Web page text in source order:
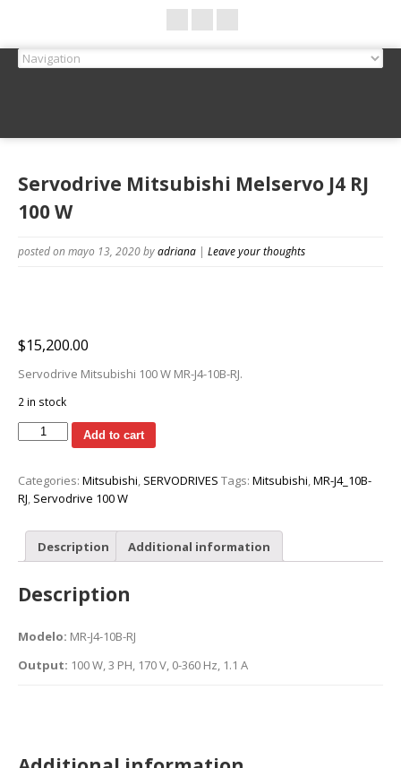
Servodrive Mitsubishi Melservo J4 RJ
100 W
posted on mayo 13, 2020byadriana | Leave your thoughts
$15,200.00
Servodrive Mitsubishi 100 W MR-J4-10B-RJ.
2 in stock
Servodrive
Mitsubishi
J4
RJ
W
quantity
Add to cart
Categories: Mitsubishi, SERVODRIVES Tags: Mitsubishi,MR-J4_10B-
RJ, Servodrive 100 W
Description Additional information
Description
Modelo: MR-J4-10B-RJ
Output: 100 W, 3 PH, 170 V, 0-360 Hz, 1.1 A